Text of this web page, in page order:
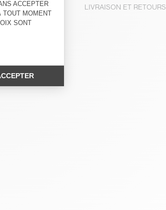
LIVRAISON ET RETOURS